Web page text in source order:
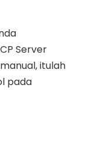
Server
itulah
pada